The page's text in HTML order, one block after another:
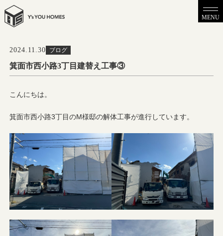
MENU
2024.11.30 ブログ
箕面市西小路3丁目建替え工事③
こんにちは。
箕面市西小路3丁目のM様邸の解体工事が進行しています。